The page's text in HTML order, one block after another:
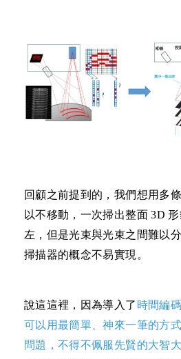
回顧之前提到的，我們想用多
以不移動，一次掃出整面3D
左，但是光束與光束之間難以
掃描器的概念不易實現。
說這這裡，因為導入了 時間編
可以用最簡單、神來一筆的方
問題，不得不佩服先賢的大智